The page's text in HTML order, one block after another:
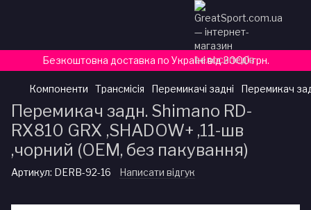
Безкоштовна доставка по Україні від 3000 грн.
Компоненти Трансмісія Перемикачі задні Перемикач
Перемикач задн. Shimano RD-
RX810 GRX ,SHADOW+ ,11-шв
,чорний (ОЕМ, без пакування)
Артикул: DERB-92-16 Написати відгук